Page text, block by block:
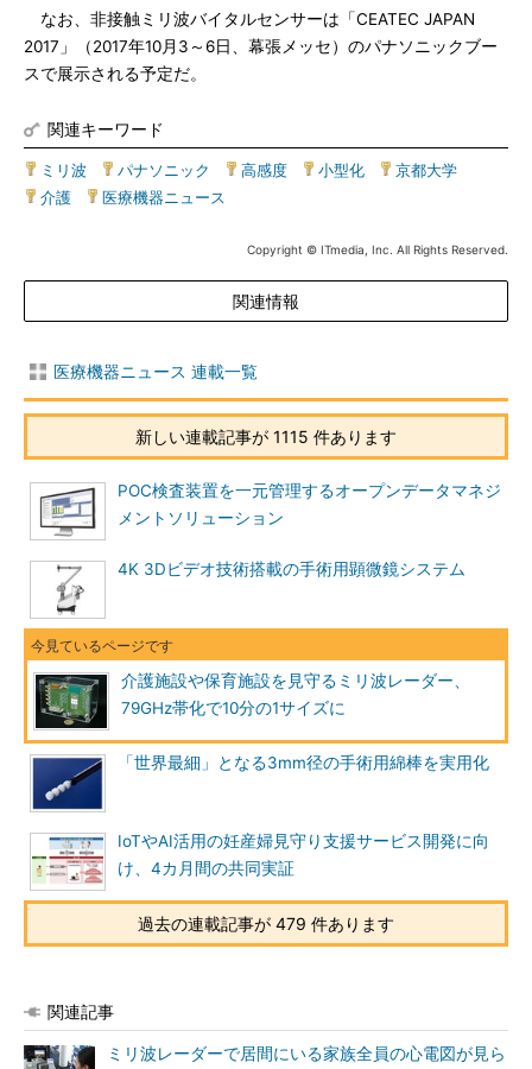
なお、非接触ミリ波バイタルセンサーは「CEATEC JAPAN
2017」（2017年10月3～6日、幕張メッセ）のパナソニックブー
スで展示される予定だ。
関連キーワード
ミリ波 パナソニック 高感度 小型化 京都大学
介護
医療機器ニュース
Copyright © ITmedia, Inc. All Rights Reserved.
関連情報
医療機器ニュース 連載一覧
新しい連載記事が 1115 件あります
POC検査装置を一元管理するオープンデータマネジ
メントソリューション
4K 3Dビデオ技術搭載の手術用顕微鏡システム
介護施設や保育施設を見守るミリ波レーダー、
79GHz帯化で10分の1サイズに
「世界最細」となる3mm径の手術用綿棒を実用化
IoTやAI活用の妊産婦見守り支援サービス開発に向
け、4カ月間の共同実証
過去の連載記事が 479 件あります
関連記事
ミリ波レーダーで居間にいる家族全員の心電図が見ら